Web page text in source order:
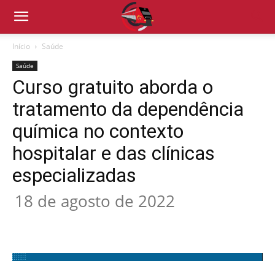
Início Saúde
Saúde
Curso gratuito aborda o
tratamento da dependência
química no contexto
hospitalar e das clínicas
especializadas
18 de agosto de 2022